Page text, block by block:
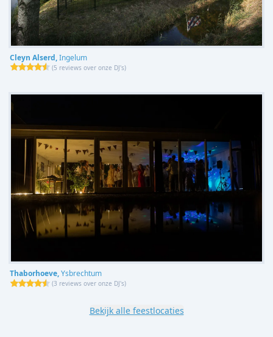
Cleyn Alserd,Ingelum
(5 reviews over onze DJ's)
Thaborhoeve,Ysbrechtum
(3 reviews over onze DJ's)
Bekijk alle feestlocaties